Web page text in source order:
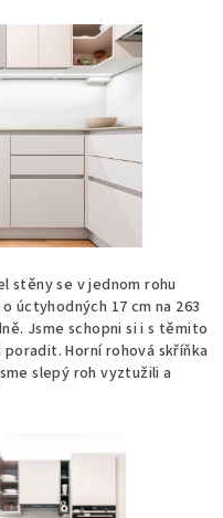
stěny se v jednom rohu
úctyhodných 17 cm na 263
Jsme schopni si i s těmito
Horní rohová skříňka
slepý roh vyztužili a